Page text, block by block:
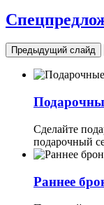
Предыдущий слайд
Сделайте
подарочный
Раннее